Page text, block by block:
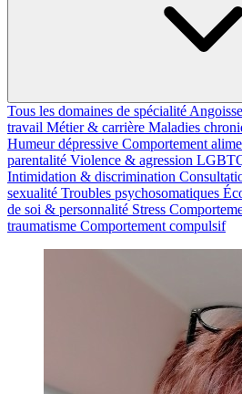
Tous les domaines de spécialité
travail Métier & carrière Maladies
Humeur dépressive Comportement
parentalité Violence & agression
Intimidation & discrimination
sexualité Troubles psychosomatiques
de soi & personnalité Stress
traumatisme Comportement compulsif